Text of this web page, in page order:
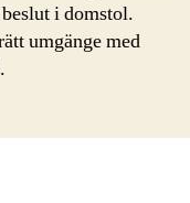
i domstol.
umgänge med